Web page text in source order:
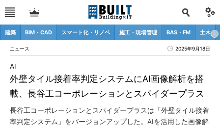
建築 BIM・CAD スマート化・リノベ 施工・現場管理 BAS・FM 土木
ニュース 2025年9月18日
外壁タイル接着率判定システムにAI画像解析を搭
載、長谷工コーポレーションとスパイダープラス
AI
長谷工コーポレーションとスパイダープラスは「外壁タイル接着
率判定システム」をバージョンアップした。AIを活用した画像解